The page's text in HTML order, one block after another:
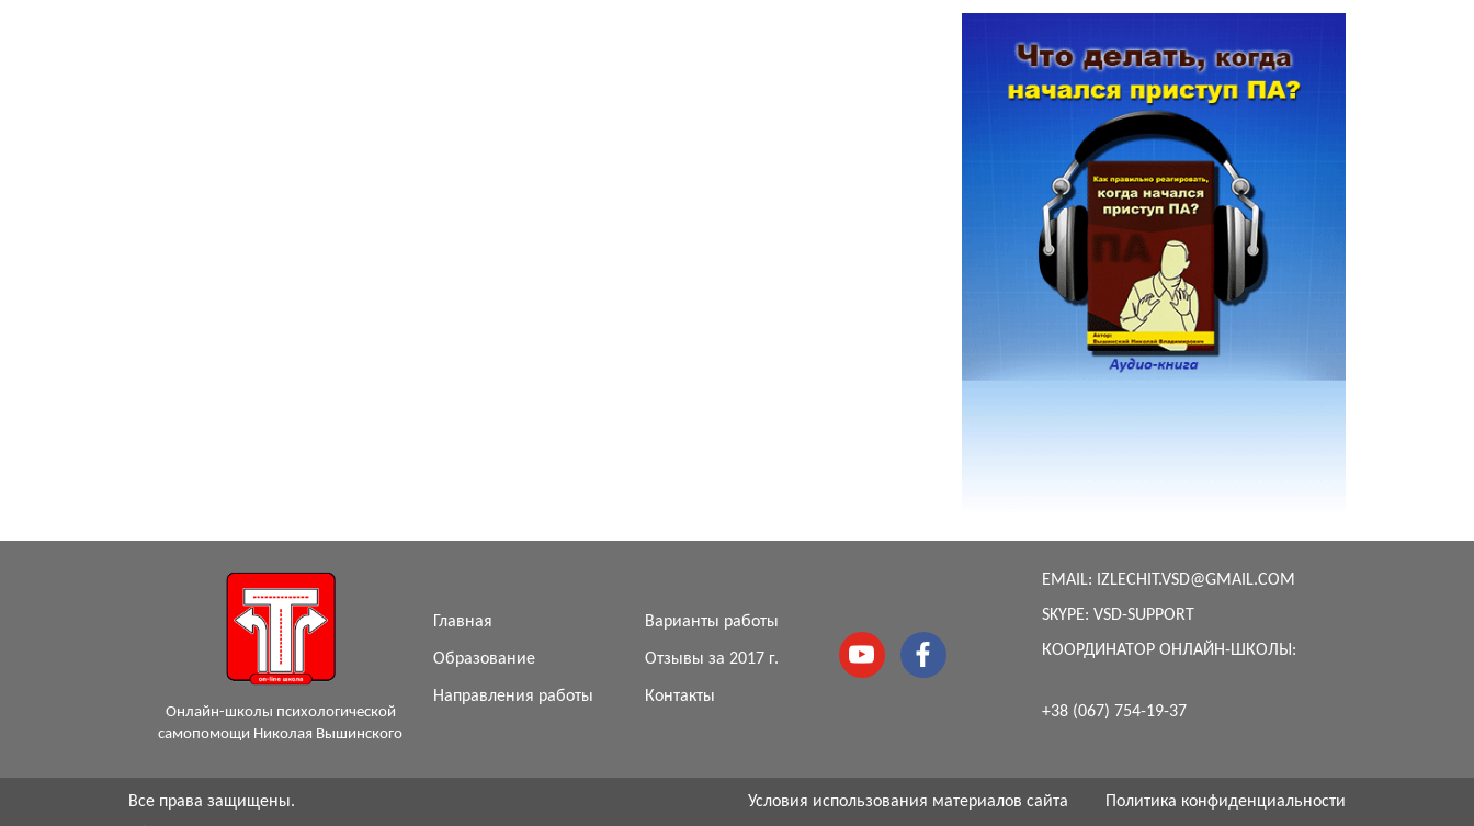
Онлайн-школы психологической
самопомощи Николая Вышинского
Главная
Образование
Направления работы
Варианты работы
Отзывы за 2017 г.
Контакты
EMAIL: IZLECHIT.VSD@GMAIL.COM
SKYPE: VSD-SUPPORT
КООРДИНАТОР ОНЛАЙН-ШКОЛЫ:
+38 (067) 754-19-37
Все права защищены. Условия использования материалов сайта Политика конфиденциальности